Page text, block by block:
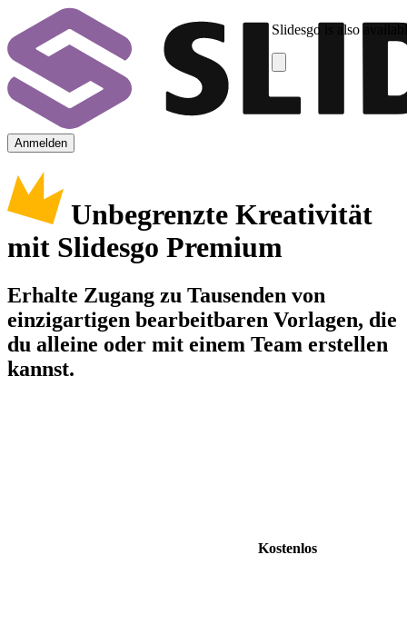
Slidesgo is also
Anmelden
Unbegrenzte Kreativität
mit Slidesgo Premium
Erhalte Zugang zu Tausenden von
einzigartigen bearbeitbaren Vorlagen, die
du alleine oder mit einem Team erstellen
kannst.
Kostenlos